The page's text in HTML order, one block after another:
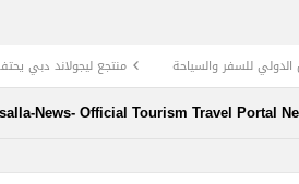
للسفر والسياحة
منتجع ليجولاند دبي
المقالح
وفد روماني يزور دير سانت كاترين
News- Official Tourism Travel Portal